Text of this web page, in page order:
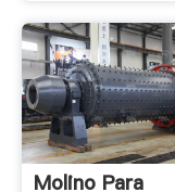
Molino Para